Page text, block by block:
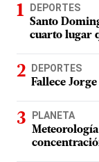
DEPORTES
Santo
cuarto lugar
DEPORTES
Fallece
PLANETA